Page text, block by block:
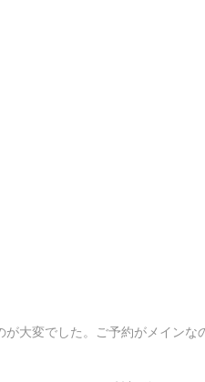
大変でした。ご予約がメインな